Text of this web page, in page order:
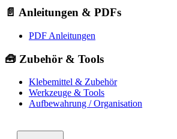
📄 Anleitungen & PDFs
PDF Anleitungen
🧰 Zubehör & Tools
Klebemittel & Zubehör
Werkzeuge & Tools
Aufbewahrung / Organisation